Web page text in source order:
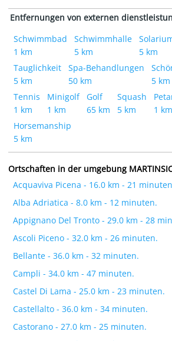
Entfernungen von externen
Schwimmbad
1 km
Schwimmhalle
5 km
5 km
Tauglichkeit
5 km
Spa-Behandlungen
50 km
5 km
Tennis
1 km
Minigolf
1 km
Golf
65 km
Squash
5 km
1 km
Horsemanship
5 km
Ortschaften in der umgebung
Acquaviva Picena - 16.0 km - 21
Alba Adriatica - 8.0 km - 12 minuten.
Appignano Del Tronto - 29.0 km - 28
Ascoli Piceno - 32.0 km - 26 minuten.
Bellante - 36.0 km - 32 minuten.
Campli - 34.0 km - 47 minuten.
Castel Di Lama - 25.0 km - 23 minuten.
Castellalto - 36.0 km - 34 minuten.
Castorano - 27.0 km - 25 minuten.